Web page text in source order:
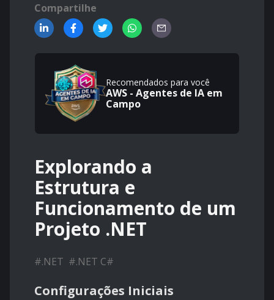
Compartilhe
Recomendados para você
AWS - Agentes de IA em
Campo
Explorando a
Estrutura e
Funcionamento de um
Projeto .NET
#.NET #.NET C#
Configurações Iniciais